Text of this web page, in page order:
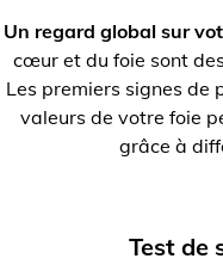
Un regard global sur
cœur et du foie sont
Les premiers signes de
valeurs de votre foie
grâce à
Test de